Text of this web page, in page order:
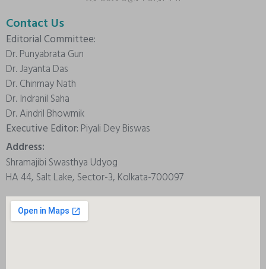
Contact Us
Editorial Committee:
Dr. Punyabrata Gun
Dr. Jayanta Das
Dr. Chinmay Nath
Dr. Indranil Saha
Dr. Aindril Bhowmik
Executive Editor: Piyali Dey Biswas
Address:
Shramajibi Swasthya Udyog
HA 44, Salt Lake, Sector-3, Kolkata-700097